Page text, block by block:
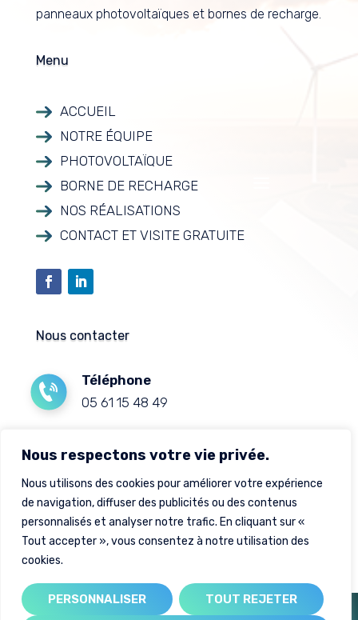
Nous respectons votre vie privée.
Nous utilisons des cookies pour améliorer votre expérience
de navigation, diffuser des publicités ou des contenus
personnalisés et analyser notre trafic. En cliquant sur «
Tout accepter », vous consentez à notre utilisation des
cookies.
PERSONNALISER TOUT REJETER
panneaux photovoltaïques et bornes de recharge.
Menu
ACCUEIL
NOTRE ÉQUIPE
PHOTOVOLTAÏQUE
BORNE DE RECHARGE
NOS RÉALISATIONS
CONTACT ET VISITE GRATUITE
Nous contacter
Téléphone
05 61 15 48 49
contact@sud-solaire-expert.fr
Adresse
88 avenue de bouconne, 31530 Lévignac